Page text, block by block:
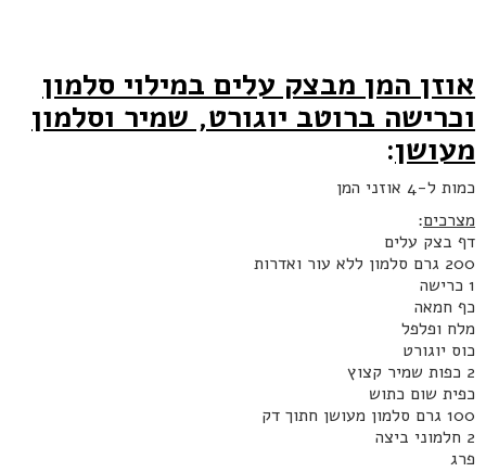
אוזן המן מבצק עלים במילוי סלמון
וכרישה ברוטב יוגורט, שמיר וסלמון
מעושן:
כמות ל-4 אוזני המן
מצרכים:
דף בצק עלים
200 גרם סלמון ללא עור ואדרות
1 כרישה
כף חמאה
מלח ופלפל
כוס יוגורט
2 כפות שמיר קצוץ
כפית שום כתוש
100 גרם סלמון מעושן חתוך דק
2 חלמוני ביצה
פרג